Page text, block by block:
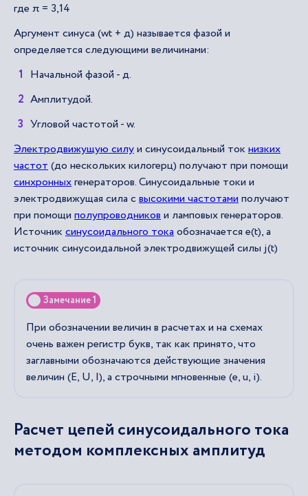
где π = 3,14
Аргумент синуса (wt + д) называется фазой и
определяется следующими величинами:
Начальной фазой - д.
Амплитудой.
Угловой частотой - w.
Электродвижущую силуи синусоидальный ток низких
частот(до нескольких килогерц) получают при помощи
синхронныхгенераторов. Синусоидальные токи и
электродвижущая сила свысокими частотамиполучают
при помощи полупроводникови ламповых генераторов.
Источник синусоидального токаобозначается e(t), а
источник синусоидальной электродвижущей силы j(t)
Замечание 1
При обозначении величин в расчетах и на схемах
очень важен регистр букв, так как принято, что
заглавными обозначаются действующие значения
величин (E, U, I), а строчными мгновенные (e, u, i).
Расчет цепей синусоидального тока
методом комплексных амплитуд